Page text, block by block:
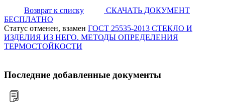
Возврат к списку
СКАЧАТЬ ДОКУМЕНТ
БЕСПЛАТНО
Статус отменен, взамен ГОСТ 25535-2013 СТЕКЛО И
ИЗДЕЛИЯ ИЗ НЕГО. МЕТОДЫ ОПРЕДЕЛЕНИЯ
ТЕРМОСТОЙКОСТИ
Последние добавленные документы